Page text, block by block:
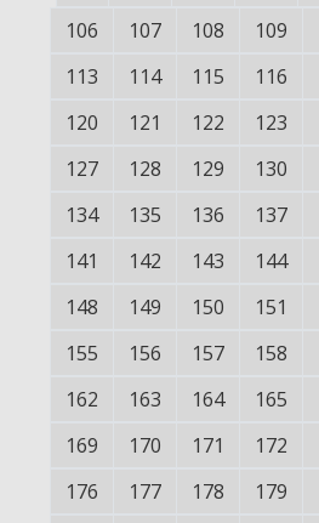
106
107 108 109
113
114 115 116
120
121 122 123
127
128 129 130
134
135 136 137
141
142 143 144
148
149 150 151
155
156 157 158
162
163 164 165
169
170 171 172
176
177 178 179